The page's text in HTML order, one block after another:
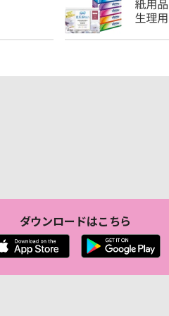
ダウンロードはこちら